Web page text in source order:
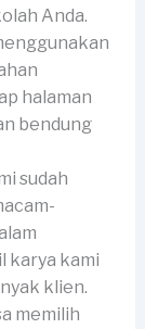
Anda.
halaman
bendung
sudah
karya kami
klien.
memilih